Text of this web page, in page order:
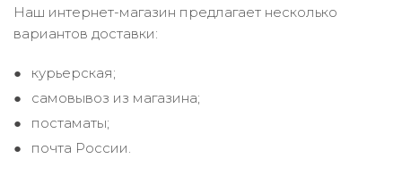
Наш интернет-магазин предлагает несколько
вариантов доставки:
курьерская;
самовывоз из магазина;
постаматы;
почта России.